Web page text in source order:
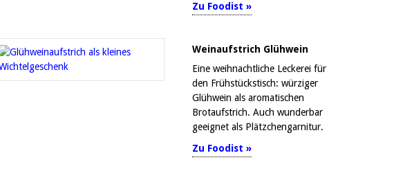
Zu Foodist »
Weinaufstrich Glühwein
Eine weihnachtliche Leckerei für
den Frühstückstisch: würziger
Glühwein als aromatischen
Brotaufstrich. Auch wunderbar
geeignet als Plätzchengarnitur.
Zu Foodist »